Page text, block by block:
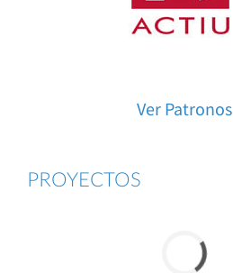
Ver Patronos
PROYECTOS